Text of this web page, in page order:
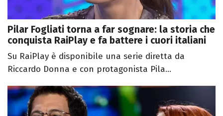
Pilar Fogliati torna a far sognare: la storia che
conquista RaiPlay e fa battere i cuori italiani
Su RaiPlay è disponibile una serie diretta da
Riccardo Donna e con protagonista Pila...